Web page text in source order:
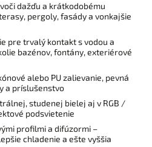
dažďu a krátkodobému
pergoly, fasády a vonkajšie
pre trvalý kontakt s vodou a
bazénov, fontány, exteriérové
alebo PU zalievanie, pevná
a príslušenstvo
studenej bielej aj v RGB /
podsvietenie
profilmi a difúzormi –
chladenie a ešte vyššia